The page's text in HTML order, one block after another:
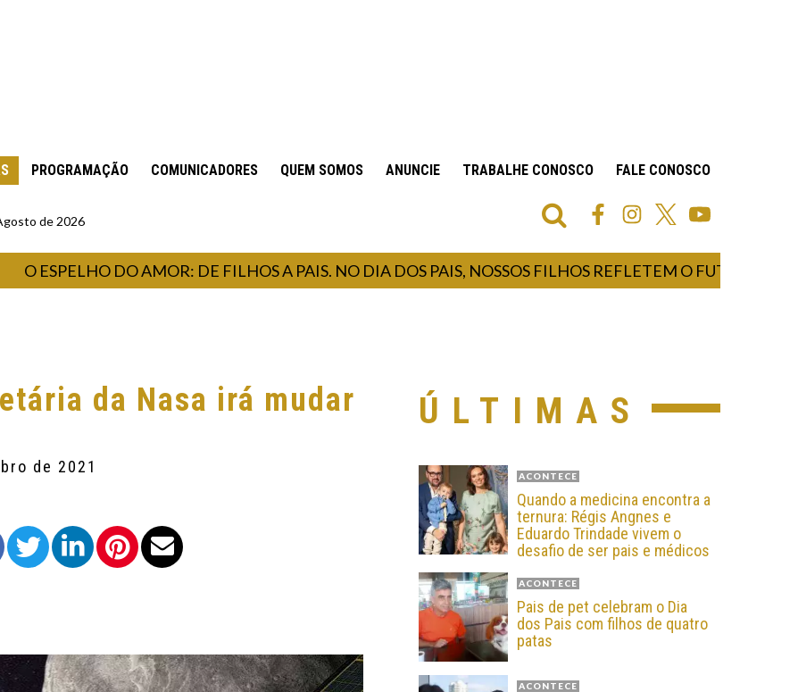
PROGRAMAÇÃO COMUNICADORES QUEM SOMOS ANUNCIE TRABALHE CONOSCO FALE CONOSCO
de 2026
DO AMOR: DE FILHOS A PAIS. NO DIA DOS PAIS, NOSSOS FILHOS REFLETEM O FUTURO E NOS
da Nasa irá mudar
de 2021
ÚLTIMAS
ACONTECE
Quando a medicina encontra a
ternura: Régis Angnes e
Eduardo Trindade vivem o
desafio de ser pais e médicos
ACONTECE
Pais de pet celebram o Dia
dos Pais com filhos de quatro
patas
ACONTECE